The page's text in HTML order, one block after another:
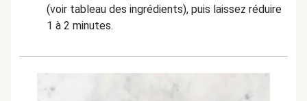
(voir tableau des ingrédients), puis laissez réduire
1 à 2 minutes.